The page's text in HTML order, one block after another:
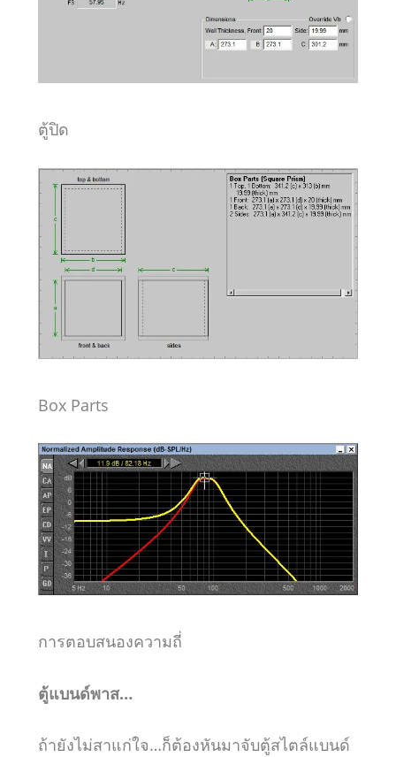
ตู้ปิด
Box Parts
การตอบสนองความถี่
ตู้แบนด์พาส…
ถ้ายังไม่สาแก่ใจ…ก็ต้องหันมาจับตู้สไตล์แบนด์